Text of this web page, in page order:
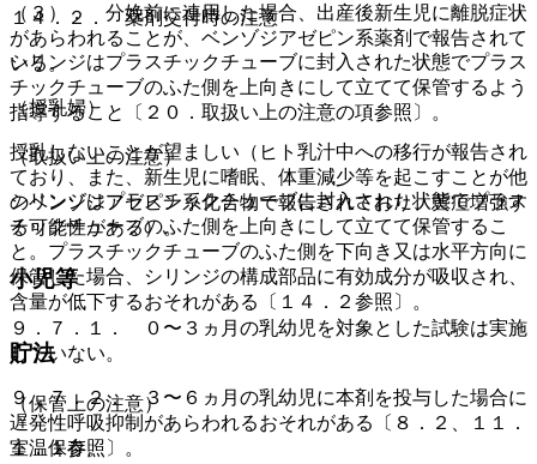
１４．２． 薬剤交付時の注意
シリンジはプラスチックチューブに封入された状態でプラス
チックチューブのふた側を上向きにして立てて保管するよう
指導すること〔２０．取扱い上の注意の項参照〕。
（取扱い上の注意）
シリンジはプラスチックチューブに封入された状態でプラス
チックチューブのふた側を上向きにして立てて保管するこ
と。プラスチックチューブのふた側を下向き又は水平方向に
保管した場合、シリンジの構成部品に有効成分が吸収され、
含量が低下するおそれがある〔１４．２参照〕。
貯法
（保管上の注意）
室温保存。
（３）． 分娩前に連用した場合、出産後新生児に離脱症状
があらわれることが、ベンゾジアゼピン系薬剤で報告されて
いる。
（授乳婦）
授乳しないことが望ましい（ヒト乳汁中への移行が報告され
ており、また、新生児に嗜眠、体重減少等を起こすことが他
のベンゾジアゼピン系化合物で報告されており、黄疸増強す
る可能性がある）。
小児等
９．７．１． ０〜３ヵ月の乳幼児を対象とした試験は実施
していない。
９．７．２． ３〜６ヵ月の乳幼児に本剤を投与した場合に
遅発性呼吸抑制があらわれるおそれがある〔８．２、１１．
１．１参照〕。